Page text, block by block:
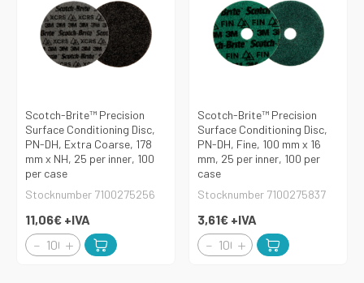
Scotch-Brite™ Precision
Surface Conditioning Disc,
PN-DH, Extra Coarse, 178
mm x NH, 25 per inner, 100
per case
Stocknumber 7100275256
11,06€ +IVA
Scotch-Brite™ Precision
Surface Conditioning Disc,
PN-DH, Fine, 100 mm x 16
mm, 25 per inner, 100 per
case
Stocknumber 7100275837
3,61€ +IVA